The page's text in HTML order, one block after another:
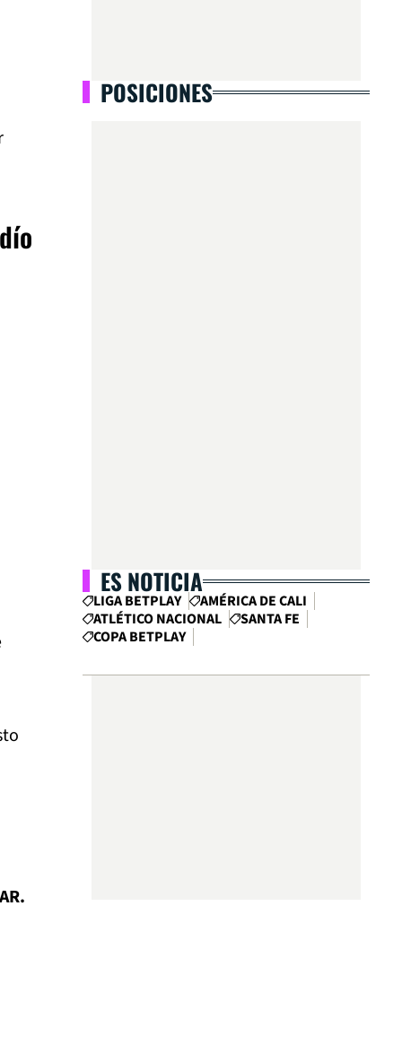
POSICIONES
ES NOTICIA
LIGA BETPLAY
AMÉRICA DE CALI
ATLÉTICO NACIONAL
SANTA FE
COPA BETPLAY